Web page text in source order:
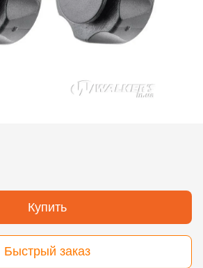
Купить
Быстрый заказ